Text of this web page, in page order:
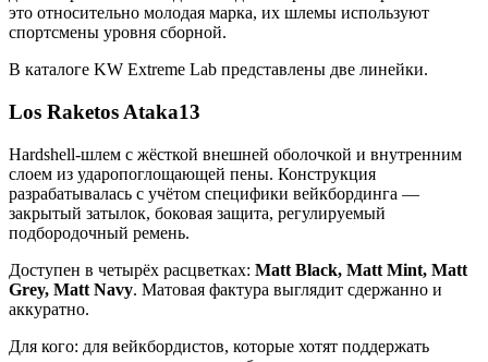
это относительно молодая марка, их шлемы используют
спортсмены уровня сборной.
В каталоге KW Extreme Lab представлены две линейки.
Los Raketos Ataka13
Hardshell-шлем с жёсткой внешней оболочкой и внутренним
слоем из ударопоглощающей пены. Конструкция
разрабатывалась с учётом специфики вейкбординга —
закрытый затылок, боковая защита, регулируемый
подбородочный ремень.
Доступен в четырёх расцветках: Matt Black, Matt Mint, Matt
Grey, Matt Navy. Матовая фактура выглядит сдержанно и
аккуратно.
Для кого: для вейкбордистов, которые хотят поддержать